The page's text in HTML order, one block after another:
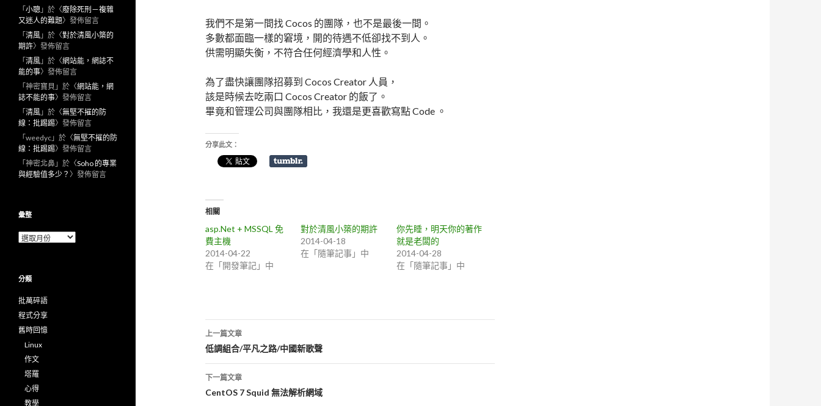
我們不是第一間找 Cocos 的團隊，也不是最後一間。
多數都面臨一樣的窘境，開的待遇不低卻找不到人。
供需明顯失衡，不符合任何經濟學和人性。
為了盡快讓團隊招募到 Cocos Creator 人員，
該是時候去吃兩口 Cocos Creator 的飯了。
畢竟和管理公司與團隊相比，我還是更喜歡寫點 Code 。
分享此文：
相關
asp.Net + MSSQL 免
費主機
2014-04-22
在「開發筆記」中
對於清風小築的期許
2014-04-18
在「隨筆記事」中
你先睡，明天你的著作
就是老闆的
2014-04-28
在「隨筆記事」中
文
章
導
上一篇文章
低調組合/平凡之路/中國新歌聲
下一篇文章
CentOS 7 Squid 無法解析網域
「 小聰 」於〈廢除死刑－複雜
又迷人的難題〉發佈留言
「 清風 」於〈對於清風小築的
期許〉發佈留言
「 清風 」於〈網站能，網誌不
能的事〉發佈留言
「 神密寶貝 」於〈網站能，網
誌不能的事〉發佈留言
「 清風 」於〈無堅不摧的防
線：批踢踢〉發佈留言
「 weedyc 」於〈無堅不摧的防
線：批踢踢〉發佈留言
「 神密北鼻 」於〈Soho 的專業
與經驗值多少？ 〉發佈留言
彙整
彙
分類
批萬碎語
程式分享
舊時回憶
Linux
作文
塔羅
心得
教學